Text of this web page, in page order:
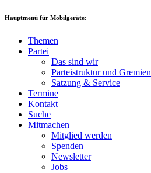
Hauptmenü für Mobilgeräte:
Themen
Partei
Das sind wir
Parteistruktur und Gremien
Satzung & Service
Termine
Kontakt
Suche
Mitmachen
Mitglied werden
Spenden
Newsletter
Jobs